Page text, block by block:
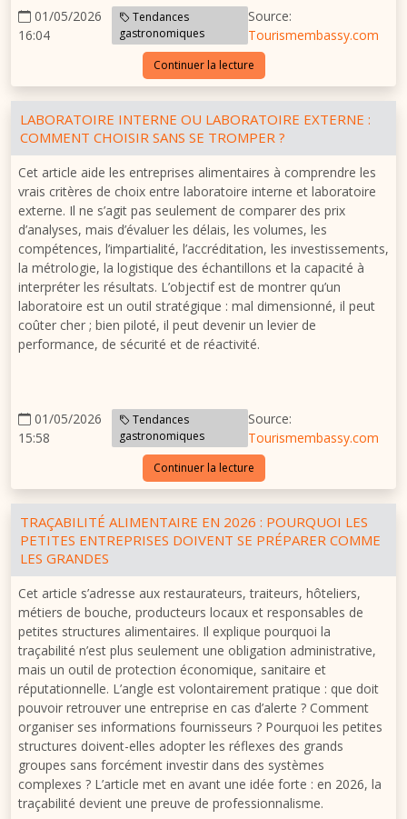
01/05/2026
16:04
Tendances
gastronomiques
Source:
Tourismembassy.com
Continuer la lecture
LABORATOIRE INTERNE OU LABORATOIRE EXTERNE :
COMMENT CHOISIR SANS SE TROMPER ?
Cet article aide les entreprises alimentaires à comprendre les
vrais critères de choix entre laboratoire interne et laboratoire
externe. Il ne s’agit pas seulement de comparer des prix
d’analyses, mais d’évaluer les délais, les volumes, les
compétences, l’impartialité, l’accréditation, les investissements,
la métrologie, la logistique des échantillons et la capacité à
interpréter les résultats. L’objectif est de montrer qu’un
laboratoire est un outil stratégique : mal dimensionné, il peut
coûter cher ; bien piloté, il peut devenir un levier de
performance, de sécurité et de réactivité.
01/05/2026
15:58
Tendances
gastronomiques
Source:
Tourismembassy.com
Continuer la lecture
TRAÇABILITÉ ALIMENTAIRE EN 2026 : POURQUOI LES
PETITES ENTREPRISES DOIVENT SE PRÉPARER COMME
LES GRANDES
Cet article s’adresse aux restaurateurs, traiteurs, hôteliers,
métiers de bouche, producteurs locaux et responsables de
petites structures alimentaires. Il explique pourquoi la
traçabilité n’est plus seulement une obligation administrative,
mais un outil de protection économique, sanitaire et
réputationnelle. L’angle est volontairement pratique : que doit
pouvoir retrouver une entreprise en cas d’alerte ? Comment
organiser ses informations fournisseurs ? Pourquoi les petites
structures doivent-elles adopter les réflexes des grands
groupes sans forcément investir dans des systèmes
complexes ? L’article met en avant une idée forte : en 2026, la
traçabilité devient une preuve de professionnalisme.